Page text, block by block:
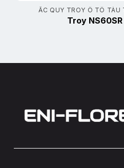
ẮC QUY TROY Ô TÔ TÀU
Troy NS60SR